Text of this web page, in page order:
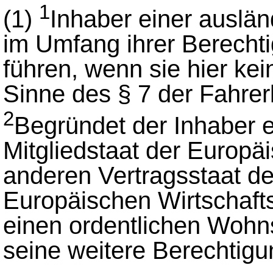
(1) 1Inhaber einer
im Umfang ihrer
führen, wenn sie hier
Sinne des § 7 der
2Begründet der Inhaber
Mitgliedstaat der
anderen Vertragsstaat
Europäischen
einen ordentlichen
seine weitere